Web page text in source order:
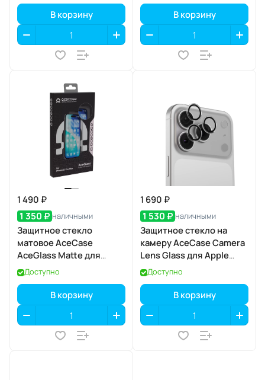
В корзину В корзину
1 490 ₽
1 350 ₽ наличными
Защитное стекло
матовое AceCase
AceGlass Matte для
Apple iPhone 17 Pro Max
Доступно
В корзину
1 690 ₽
1 530 ₽ наличными
Защитное стекло на
камеру AceCase Camera
Lens Glass для Apple
iPhone 17 Pro / 17 Pro Max
Доступно
В корзину